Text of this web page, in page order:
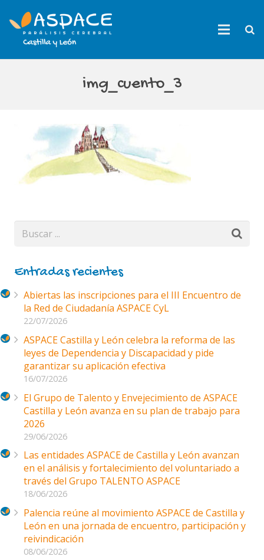
img_cuento_3
Entradas recientes
Abiertas las inscripciones para el III Encuentro de
la Red de Ciudadanía ASPACE CyL
22/07/2026
ASPACE Castilla y León celebra la reforma de las
leyes de Dependencia y Discapacidad y pide
garantizar su aplicación efectiva
16/07/2026
El Grupo de Talento y Envejecimiento de ASPACE
Castilla y León avanza en su plan de trabajo para
2026
29/06/2026
Las entidades ASPACE de Castilla y León avanzan
en el análisis y fortalecimiento del voluntariado a
través del Grupo TALENTO ASPACE
18/06/2026
Palencia reúne al movimiento ASPACE de Castilla y
León en una jornada de encuentro, participación y
reivindicación
08/06/2026